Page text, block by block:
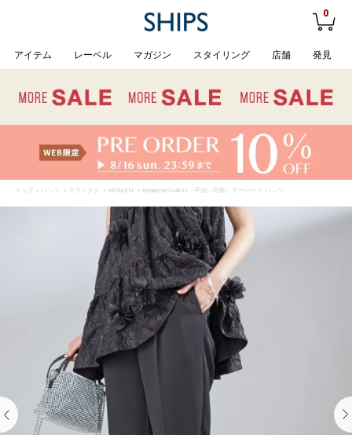
0
アイテム レーベル マガジン スタイリング 店舗 発見
トップ > パンツ > スラックス > WOMEN > troisiemeCHACO:〈手洗い可能〉テーパード パンツ